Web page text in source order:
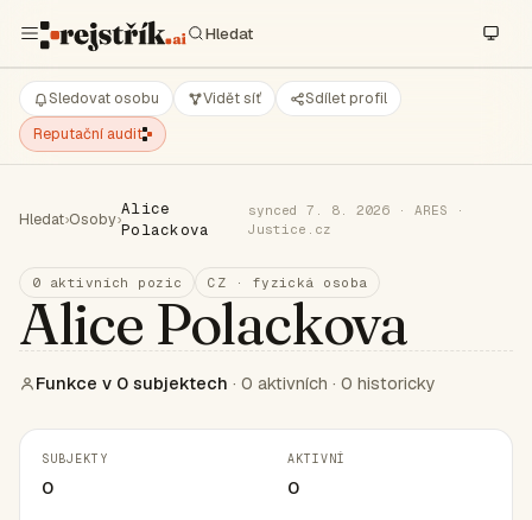
Sledovat osobu Vidět síť
Sdílet profil
Reputační audit
Hledat›Osoby›
Alice
Polackova
synced 7. 8. 2026 · ARES ·
Justice.cz
0 aktivních pozic CZ · fyzická osoba
Alice Polackova
Funkce v 0 subjektech · 0 aktivních · 0 historicky
SUBJEKTY
0
AKTIVNÍ
0